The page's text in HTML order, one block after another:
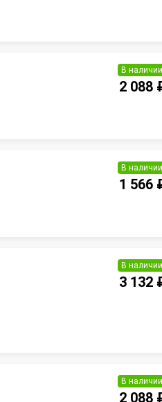
В наличии
2 088
В наличии
1 566
В наличии
3 132
В наличии
2 088